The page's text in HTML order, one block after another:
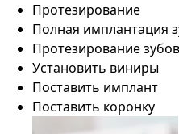
Протезирование
Полная имплантация
Протезирование зубов
Установить виниры
Поставить имплант
Поставить коронку